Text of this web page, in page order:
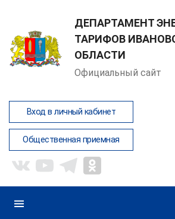
ДЕПАРТАМЕНТ
ТАРИФОВ
ОБЛАСТИ
Официальный сайт
Вход в личный кабинет
Общественная приемная